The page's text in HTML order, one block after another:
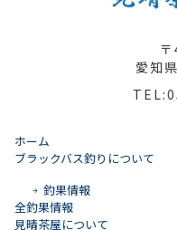
愛知
ホーム
ブラックバス釣りについて
釣果情報
全釣果情報
見晴茶屋について